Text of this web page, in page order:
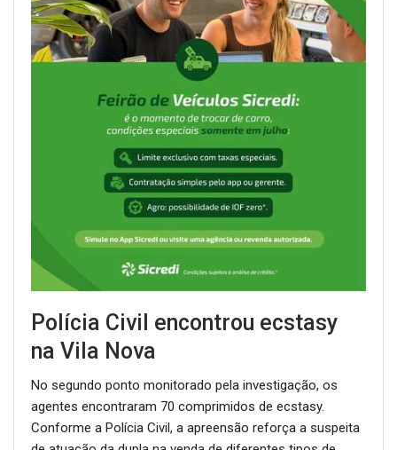
Polícia Civil encontrou ecstasy
na Vila Nova
No segundo ponto monitorado pela investigação, os
agentes encontraram 70 comprimidos de ecstasy.
Conforme a Polícia Civil, a apreensão reforça a suspeita